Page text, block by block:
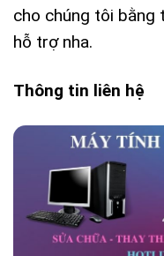
cho chúng tôi
hỗ trợ nha.
Thông tin liên hệ